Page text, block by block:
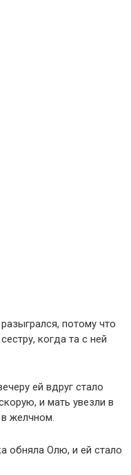
потому что
когда та с ней
ей вдруг стало
и мать увезли в
желчном.
обняла Олю, и ей стало